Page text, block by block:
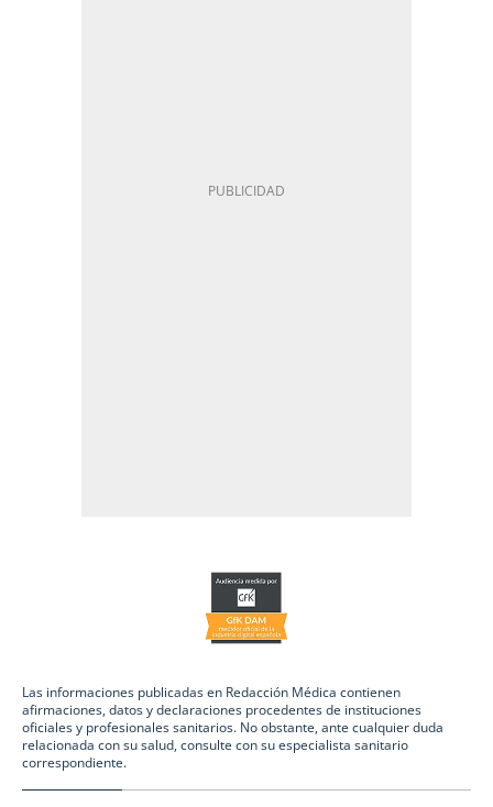
Las informaciones publicadas en Redacción Médica contienen
afirmaciones, datos y declaraciones procedentes de instituciones
oficiales y profesionales sanitarios. No obstante, ante cualquier duda
relacionada con su salud, consulte con su especialista sanitario
correspondiente.